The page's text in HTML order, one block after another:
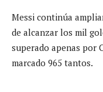
Messi continúa
de alcanzar los mil
superado apenas por
marcado 965 tantos.